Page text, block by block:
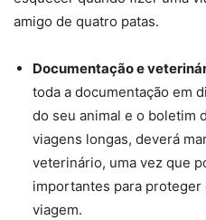
amigo de quatro patas.
Documentação e
toda a documentação em
do seu animal e o boletim
viagens longas, deverá
veterinário, uma vez que
importantes para proteger
viagem.